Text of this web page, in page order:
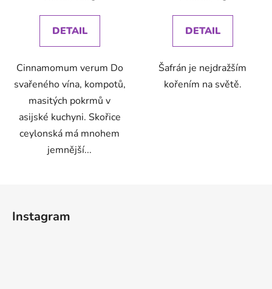
DETAIL
Cinnamomum verum Do
svařeného vína, kompotů,
masitých pokrmů v
asijské kuchyni. Skořice
ceylonská má mnohem
jemnější...
DETAIL
Šafrán je nejdražším
kořením na světě.
Instagram